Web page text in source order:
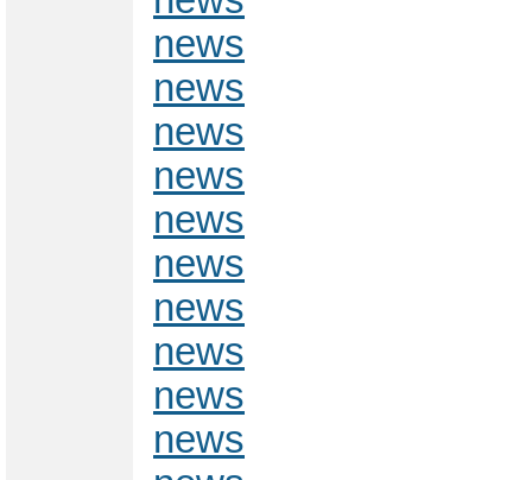
news
news
news
news
news
news
news
news
news
news